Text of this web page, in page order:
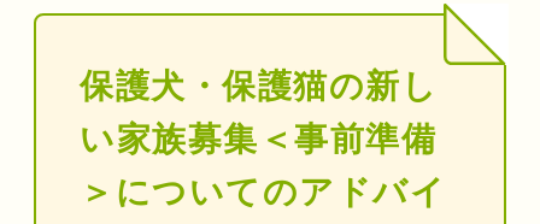
保護犬・保護猫の新し
い家族募集＜事前準備
＞についてのアドバイ